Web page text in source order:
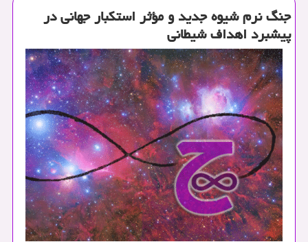
جنگ نرم شیوه جدید و مؤثر استكبار جهانی در
پیشبرد اهداف شیطانی